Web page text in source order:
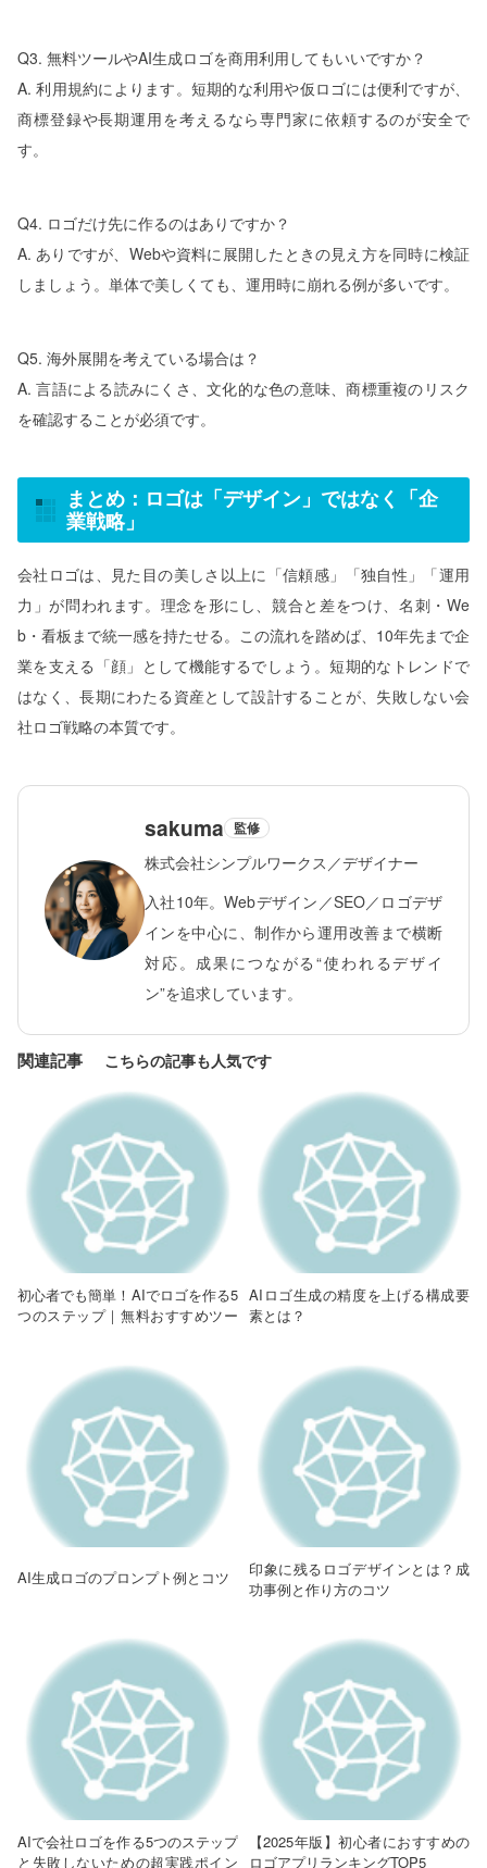
Q3. 無料ツールやAI生成ロゴを商用利用してもいいですか？
A. 利用規約によります。短期的な利用や仮ロゴには便利ですが、
商標登録や長期運用を考えるなら専門家に依頼するのが安全で
す。
Q4. ロゴだけ先に作るのはありですか？
A. ありですが、Webや資料に展開したときの見え方を同時に検証
しましょう。単体で美しくても、運用時に崩れる例が多いです。
Q5. 海外展開を考えている場合は？
A. 言語による読みにくさ、文化的な色の意味、商標重複のリスク
を確認することが必須です。
まとめ：ロゴは「デザイン」ではなく「企
業戦略」
会社ロゴは、見た目の美しさ以上に「信頼感」「独自性」「運用
力」が問われます。理念を形にし、競合と差をつけ、名刺・We
b・看板まで統一感を持たせる。この流れを踏めば、10年先まで企
業を支える「顔」として機能するでしょう。短期的なトレンドで
はなく、長期にわたる資産として設計することが、失敗しない会
社ロゴ戦略の本質です。
sakuma 監修
株式会社シンプルワークス／デザイナー
入社10年。Webデザイン／SEO／ロゴデザ
インを中心に、制作から運用改善まで横断
対応。成果につながる“使われるデザイ
ン”を追求しています。
関連記事
初心者でも簡単！AIでロゴを作る5
つのステップ｜無料おすすめツー
AIロゴ生成の精度を上げる構成要
素とは？
AI生成ロゴのプロンプト例とコツ
印象に残るロゴデザインとは？成
功事例と作り方のコツ
AIで会社ロゴを作る5つのステップ
と失敗しないための超実践ポイン
【2025年版】初心者におすすめの
ロゴアプリランキングTOP5